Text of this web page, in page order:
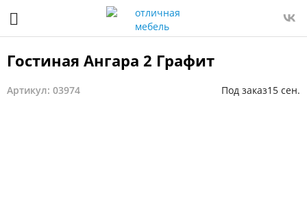
Гостиная Ангара 2 Графит
Артикул: 03974 Под заказ15 сен.